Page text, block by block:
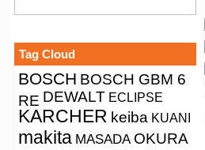
Tag Cloud
BOSCH BOSCH GBM 6
RE DEWALT ECLIPSE
KARCHER keiba KUANI
makita MASADA OKURA